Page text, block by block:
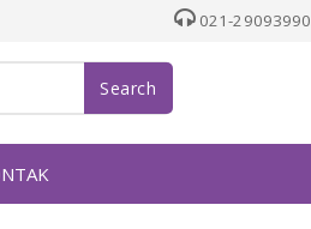
021-29093990
Search